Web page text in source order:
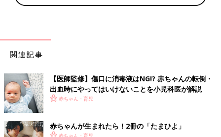
関連記事
【医師監修】傷口に消毒液はNG!? 赤ちゃんの転倒・
出血時にやってはいけないことを小児科医が解説
赤ちゃん・育児
赤ちゃんが生まれたら！2冊の「たまひよ」
赤ちゃん・育児